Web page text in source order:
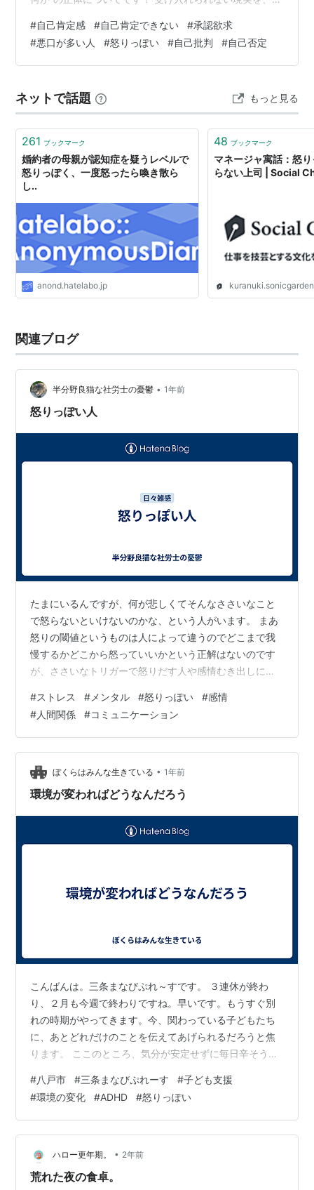
己肯定」と呼んでます。 「私は私」って言ってるのに不
安が消えない 他人を見下したりマウントを取って安心し
ようとする 「ポジティブ思考」にすがって無理やり納得
て、「受け入れられない現実」から目をそらしてる状
態。 このパターンにハマる…
#自己肯定感 #自己肯定できない #承認欲求
#悪口が多い人 #怒りっぽい #自己批判 #自己否定
ネットで話題 もっと見る
261 ブックマーク
婚約者の母親が認知症を疑うレベルで
怒りっぽく、一度怒ったら喚き散ら
し..
anond.hatelabo.jp
48 ブックマーク
マネージャ寓話：怒
らない上司 | Social
関連ブログ
半分野良猫な社労士の憂鬱 • 1年前
怒りっぽい人
たまにいるんですが、何が悲しくてそんなささいなこと
で怒らないといけないのかな、という人がいます。 まあ
怒りの閾値というものは人によって違うのでどこまで我
慢するかどこから怒っていいかという正解はないのです
が、ささいなトリガーで怒りだす人や感情むき出しにな
いとも悪いとも言いません。その人にとっては我慢でき
ないことなのでしょう。ただ、ものの言い方というもの
を考えずにいきなり感情むき出しにされても、された側
が困ります。 困るだけならまだしも、そのことによって
相手も怒ってしまうという悪循環につながりかねませ
ん。そうなるともう泥沼ですね。 損しかしない気…
#ストレス # メンタル #怒りっぽい #感情
#人間関係 #コミュニケーション
ぼくらはみんな生きている • 1年前
環境が変わればどうなんだろう
こんばんは。三条まなびぷれ～すです。 ３連休が終わ
り、２月も今週で終わりですね。早いです。もうすぐ別
れの時期がやってきます。今、関わっている子どもたち
に、あとどれだけのことを伝えてあげられるだろうと焦
ります。 ここのところ、気分が安定せずに毎日辛そうな
ろうと思うのですが、分かりません。どんな環境であっ
ても同じなのか、それとも環境が変われば落ち着くの
か、とにかく毎日を安心して過ごしてほしいなと思いま
す。 常に、気分がイライラしていて、いつ怒りのスイッ
チが入るかわからない。毎朝、辛そうにやってくる。今
日失敗しませんように・・・そう思わない環境が与え…
#八戸市 #三条まなびぷれーす #子ども支援
#環境の変化 #ADHD #怒りっぽい
ハロー更年期。 • 2年前
荒れた夜の食卓。